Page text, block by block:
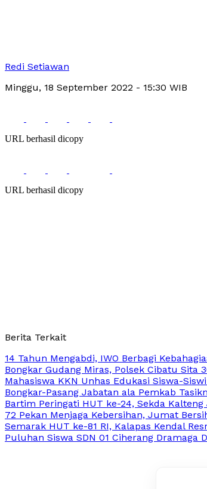
Redi Setiawan
Minggu, 18 September 2022 - 15:30 WIB
URL berhasil dicopy
URL berhasil dicopy
Berita Terkait
14 Tahun Mengabdi, IWO Berbagi
Bongkar Gudang Miras, Polsek Cibatu Sita
Mahasiswa KKN Unhas Edukasi Siswa-
Bongkar-Pasang Jabatan ala Pemkab
Bartim Peringati HUT ke-24, Sekda
72 Pekan Menjaga Kebersihan, Jumat
Semarak HUT ke-81 RI, Kalapas Kendal
Puluhan Siswa SDN 01 Ciherang Dramaga